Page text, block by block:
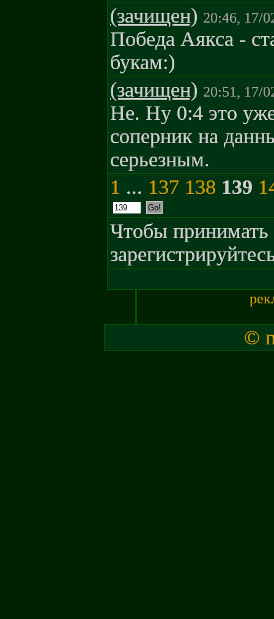
(зачищен) 20:46, 17/
Победа Аякса -
букам:)
(зачищен) 20:51, 17/
Не. Ну 0:4 это
соперник на
серьезным.
1 ... 137 138 139
Чтобы принимать
©